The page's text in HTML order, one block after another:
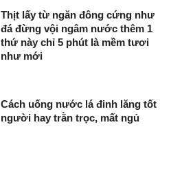
Thịt lấy từ ngăn đông cứng như
đá đừng vội ngâm nước thêm 1
thứ này chỉ 5 phút là mềm tươi
như mới
Cách uống nước lá đinh lăng tốt
người hay trằn trọc, mất ngủ